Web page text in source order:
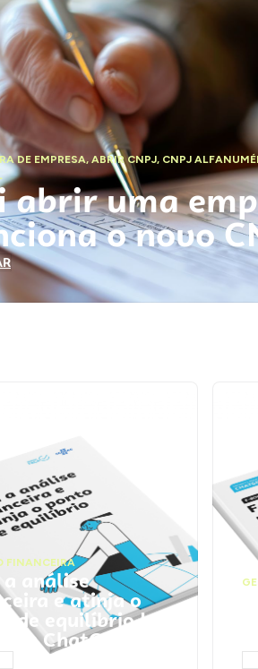
DE EMPRESA,ABRIR CNPJ, CNPJ
abrir uma
o novo
FINANCEIRA
a análise
e atinja o
de equilíbrio |
ChatGPT